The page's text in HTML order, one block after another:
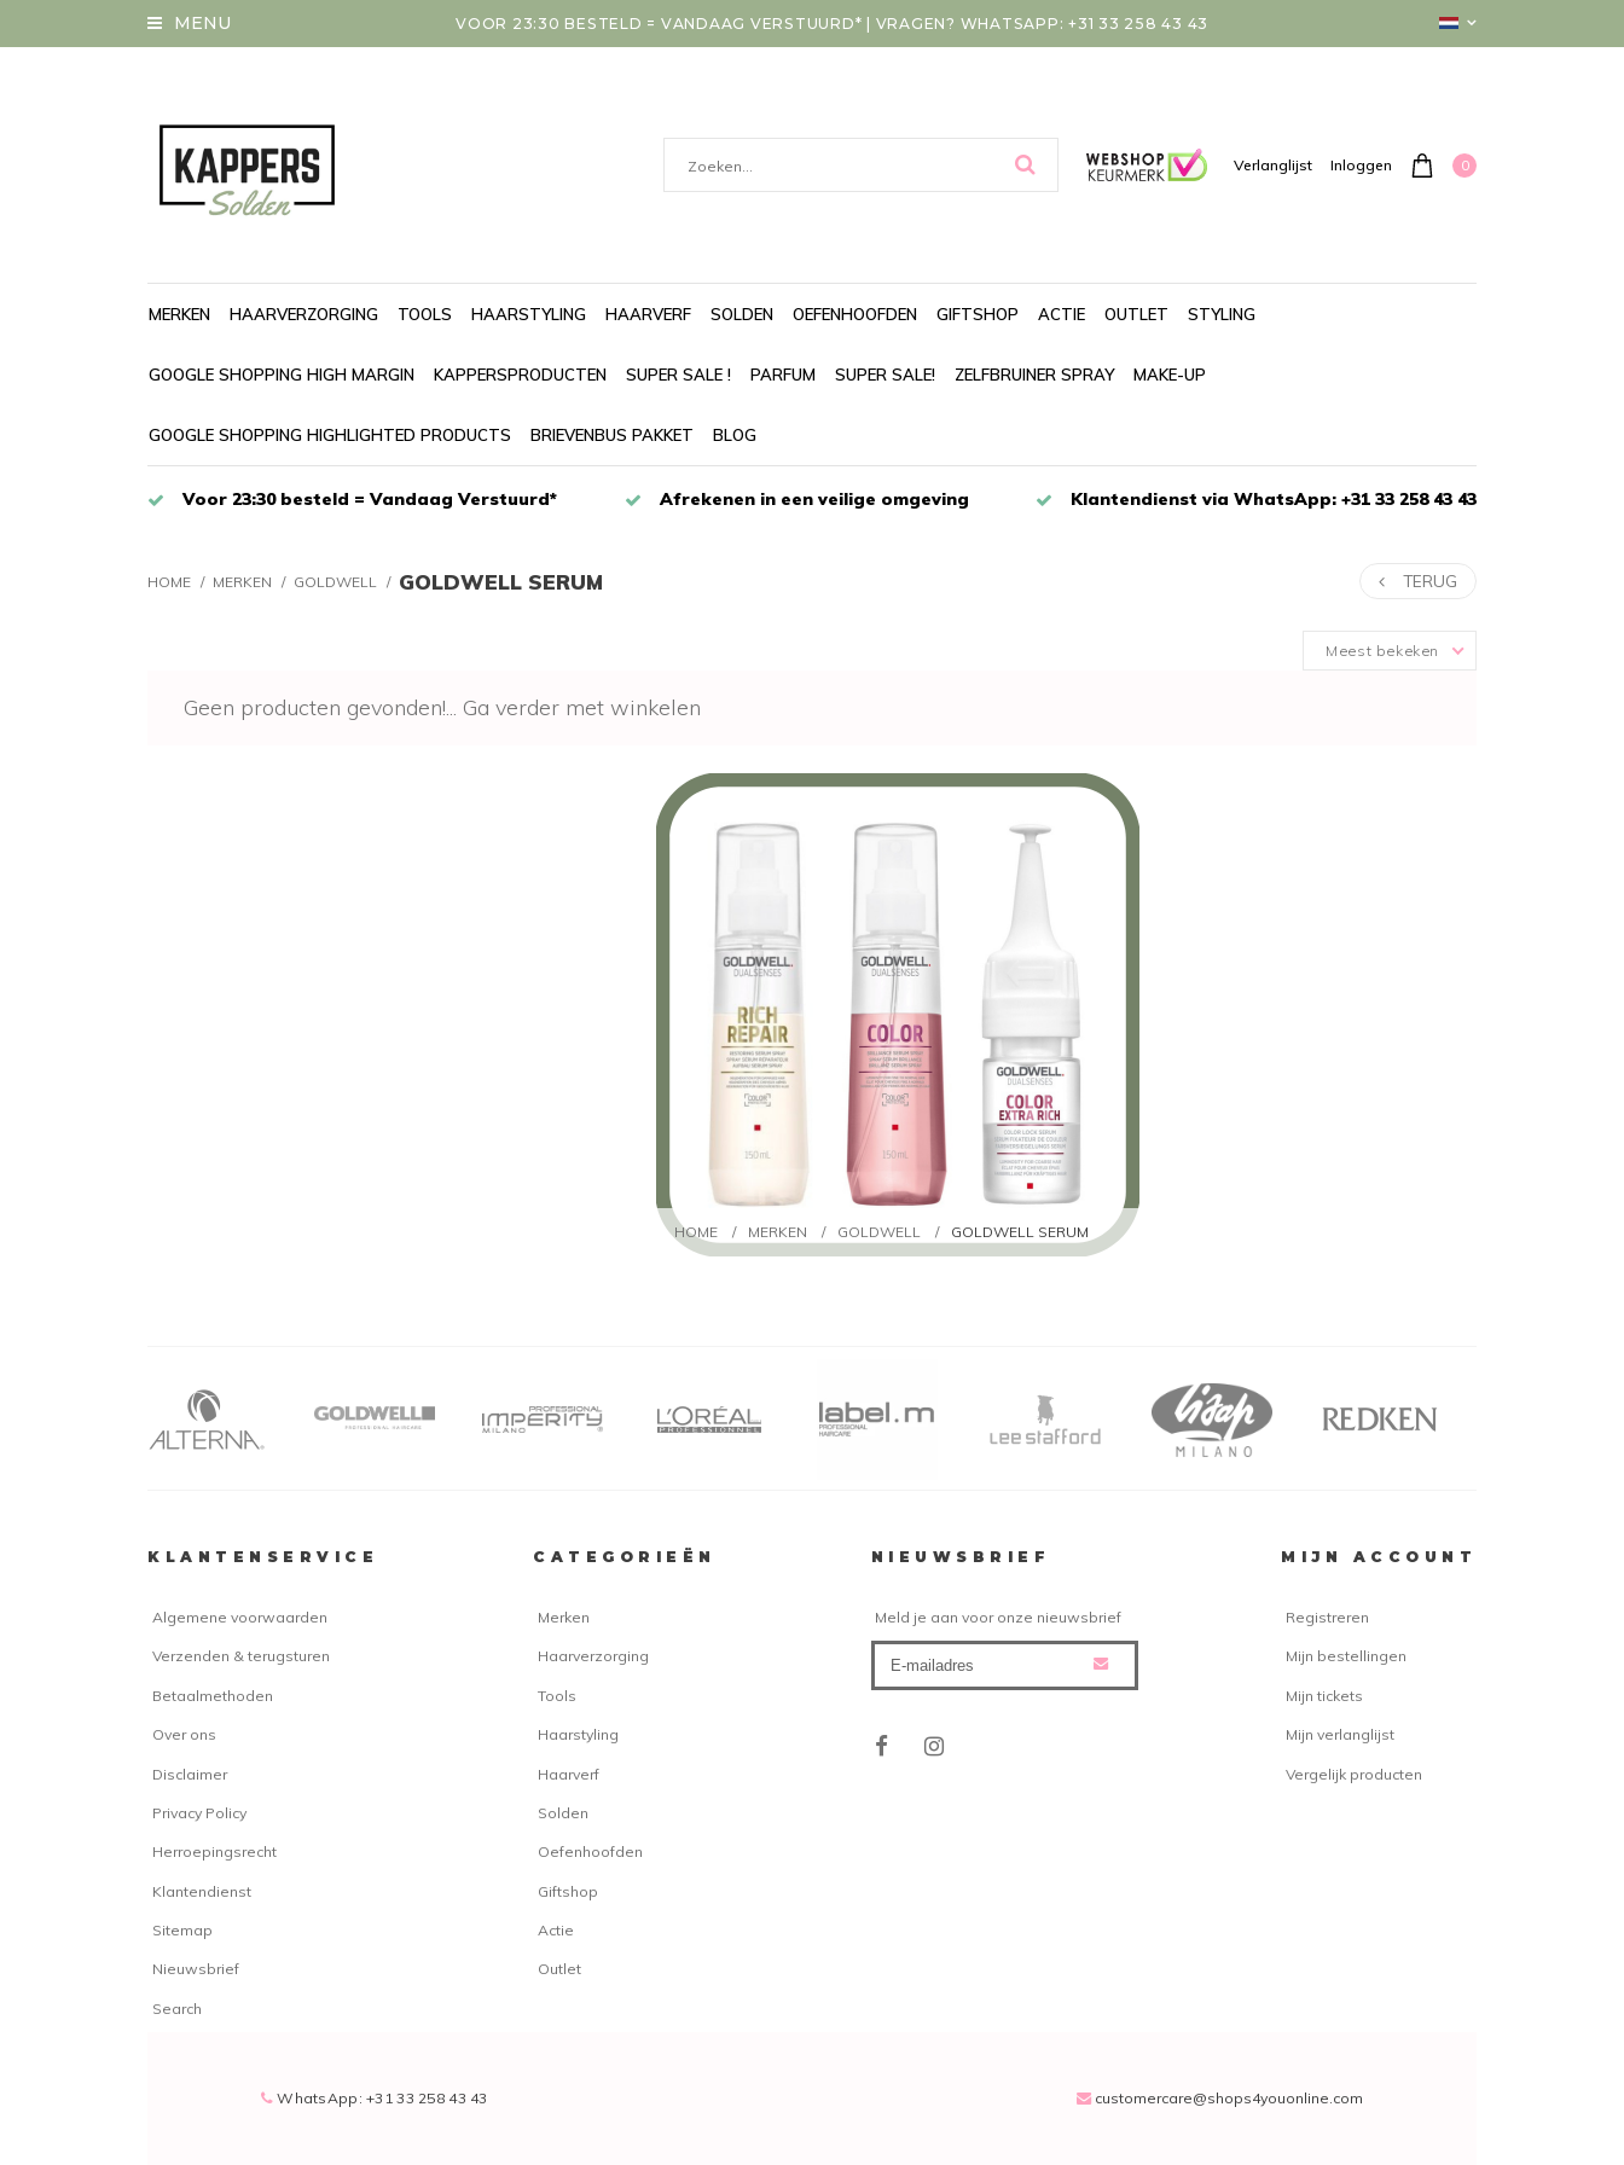
MENU VOOR 23:30 BESTELD = VANDAAG VERSTUURD* | VRAGEN? WHATSAPP: +31 33 258 43 43
Verlanglijst Inloggen 0
MERKEN HAARVERZORGING TOOLS HAARSTYLING HAARVERF SOLDEN OEFENHOOFDEN GIFTSHOP ACTIE OUTLET STYLING
GOOGLE SHOPPING HIGH MARGIN KAPPERSPRODUCTEN SUPER SALE ! PARFUM SUPER SALE! ZELFBRUINER SPRAY MAKE-UP
GOOGLE SHOPPING HIGHLIGHTED PRODUCTS BRIEVENBUS PAKKET BLOG
Voor 23:30 besteld = Vandaag Verstuurd* Afrekenen in een veilige omgeving Klantendienst via WhatsApp: +31 33 258 43 43
HOME / MERKEN / GOLDWELL / GOLDWELL SERUM TERUG
Meest bekeken
Geen producten gevonden!... Ga verder met winkelen
HOME / MERKEN / GOLDWELL / GOLDWELL SERUM
KLANTENSERVICE
Algemene voorwaarden
Verzenden & terugsturen
Betaalmethoden
Over ons
Disclaimer
Privacy Policy
Herroepingsrecht
Klantendienst
Sitemap
Nieuwsbrief
Search
CATEGORIEËN
Merken
Haarverzorging
Tools
Haarstyling
Haarverf
Solden
Oefenhoofden
Giftshop
Actie
Outlet
NIEUWSBRIEF
Meld je aan voor onze nieuwsbrief
MIJN ACCOUNT
Registreren
Mijn bestellingen
Mijn tickets
Mijn verlanglijst
Vergelijk producten
WhatsApp: +31 33 258 43 43 customercare@shops4youonline.com